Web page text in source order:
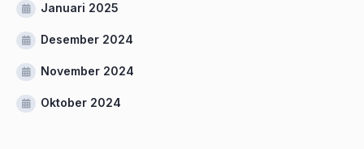
Januari 2025
Desember 2024
November 2024
Oktober 2024